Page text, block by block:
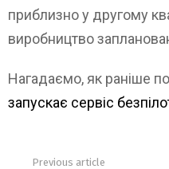
приблизно у другому
виробництво
Нагадаємо, як раніше
запускає сервіс
Previous article